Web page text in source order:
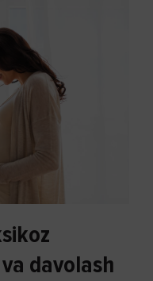
davolash